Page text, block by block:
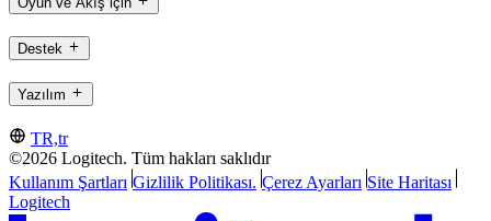
Destek
Yazılım
TR,tr
©2026 Logitech. Tüm hakları saklıdır
Kullanım Şartları Gizlilik Politikası. Çerez Ayarları Site Haritası
Logitech